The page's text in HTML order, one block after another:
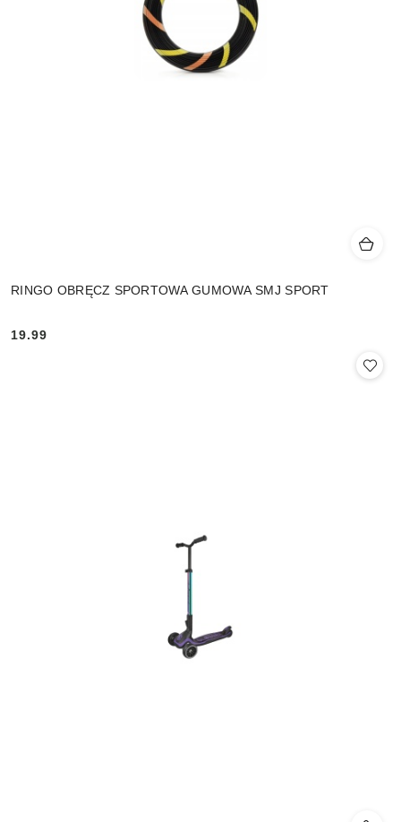
RINGO OBRĘCZ SPORTOWA GUMOWA SMJ SPORT
Cena:
19.99